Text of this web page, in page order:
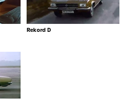
Rekord D